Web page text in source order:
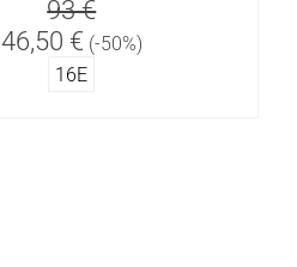
93 €
46,50 € (-50%)
16Ε